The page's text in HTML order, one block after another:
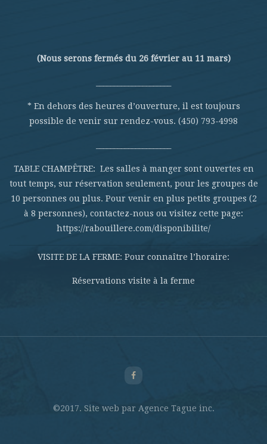
(Nous serons fermés du 26 février au 11 mars)
* En dehors des heures d’ouverture, il est toujours
possible de venir sur rendez-vous. (450) 793-4998
TABLE CHAMPÊTRE: Les salles à manger sont ouvertes en
tout temps, sur réservation seulement, pour les groupes de
10 personnes ou plus. Pour venir en plus petits groupes (2
à 8 personnes), contactez-nous ou visitez cette page:
https://rabouillere.com/disponibilite/
VISITE DE LA FERME: Pour connaître l’horaire:
Réservations visite à la ferme
©2017. Site web par Agence Tague inc.